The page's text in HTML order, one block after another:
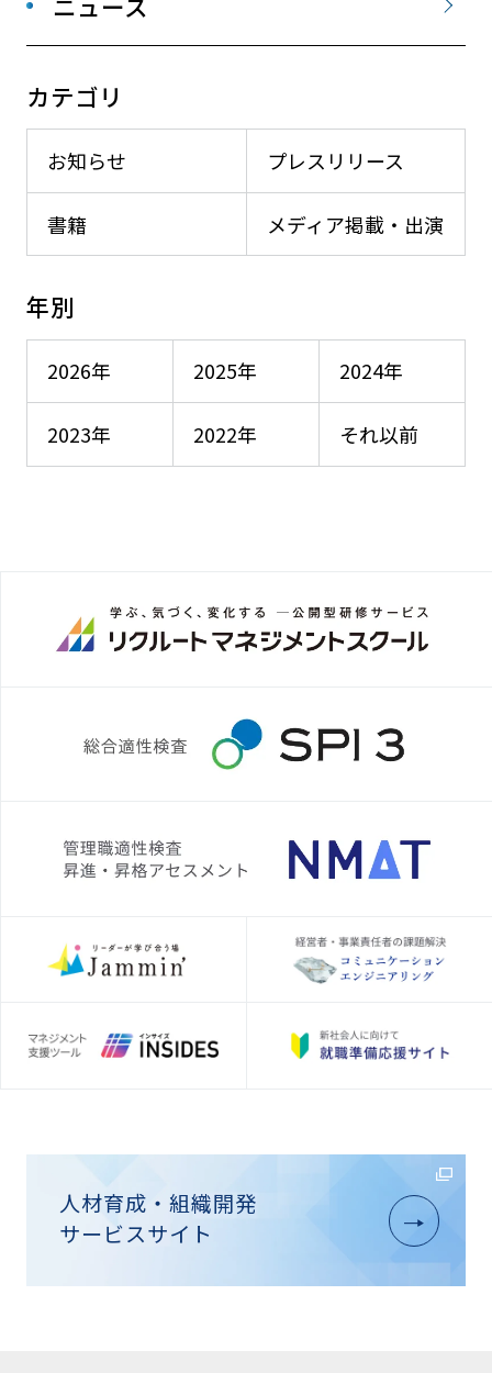
カテゴリ
お知らせ プレスリリース
メディア掲載・出演
書籍
年別
2026年 2025年 2024年
2023年 2022年 それ以前
人材育成・組織開発
サービスサイト